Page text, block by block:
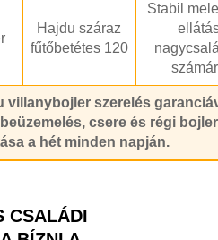
Hajdu száraz
fűtőbetétes 120
Stabil
villanybojler szerelés
csere és régi bojler
a hét minden napján.
CSALÁDI